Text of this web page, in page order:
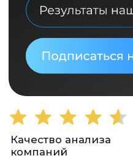
*по результатам опроса подписчиков
Качество анализа
компаний
Лучшая аналитика
Это не торговые сигналы, и
история про стать богатым
жизнь. Наша команда не
идеи, но и транслирует для
правильное понимание
философии инвестирования.
ЧТО ТАКОЕ
MOZGOVIK